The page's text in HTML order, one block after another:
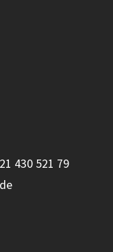
430 521 79